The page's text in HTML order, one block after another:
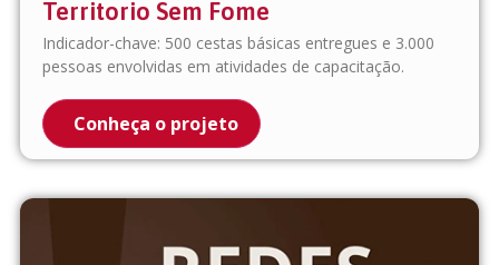
Territorio Sem Fome
Indicador-chave: 500 cestas básicas entregues e 3.000
pessoas envolvidas em atividades de capacitação.
Conheça o projeto